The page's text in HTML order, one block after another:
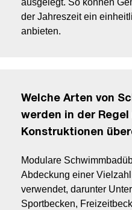
ausgelegt. So können
der Jahreszeit ein
anbieten.
Welche Arten von
werden in der
Konstruktionen
Modulare
Abdeckung einer
verwendet, darunter
Sportbecken,